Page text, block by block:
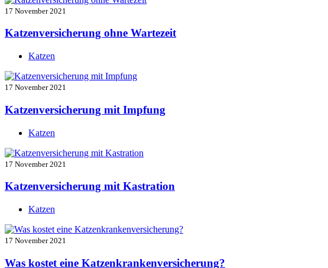
17 November 2021
Katzenversicherung ohne Wartezeit
Katzen
17 November 2021
Katzenversicherung mit Impfung
Katzen
17 November 2021
Katzenversicherung mit Kastration
Katzen
17 November 2021
Was kostet eine Katzenkrankenversicherung?